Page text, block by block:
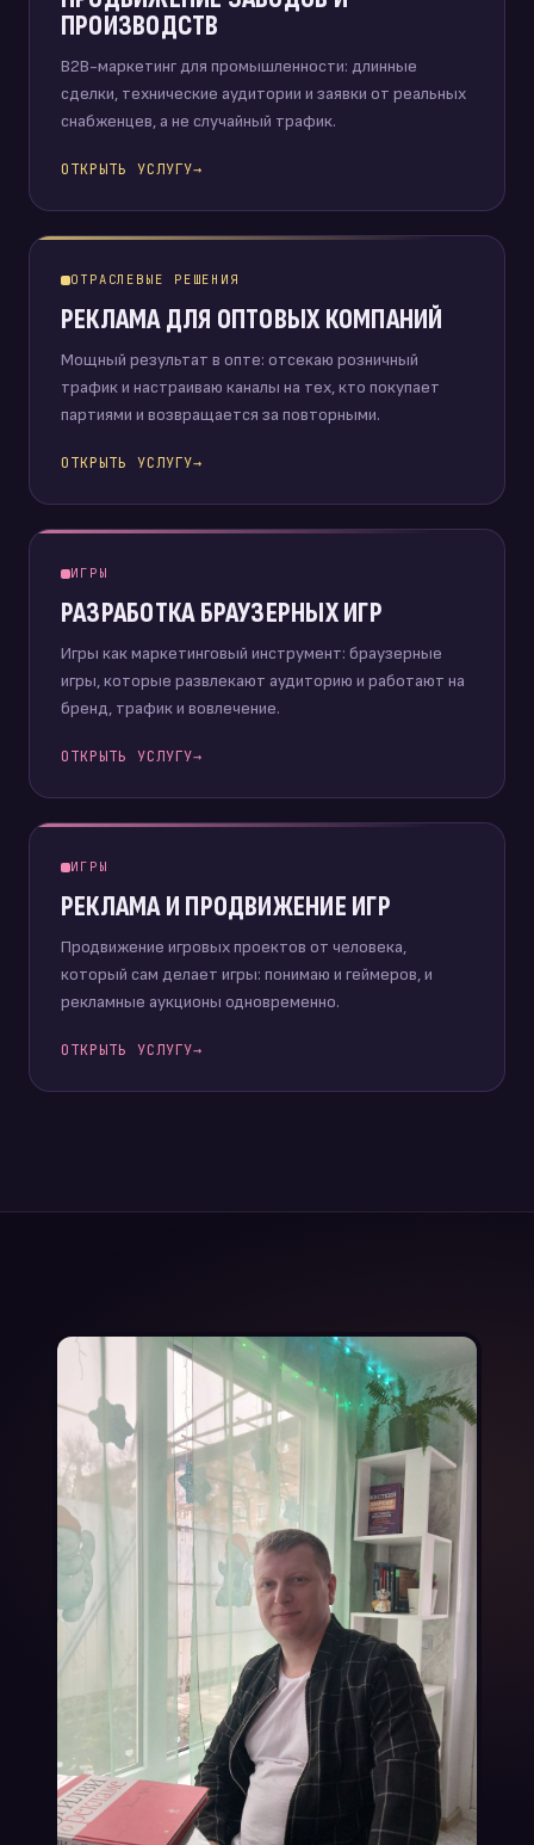
ПРОИЗВОДСТВ
B2B-маркетинг для промышленности: длинные
сделки, технические аудитории и заявки от реальных
снабженцев, а не случайный трафик.
ОТКРЫТЬ УСЛУГУ→
ОТРАСЛЕВЫЕ РЕШЕНИЯ
РЕКЛАМА ДЛЯ ОПТОВЫХ КОМПАНИЙ
Мощный результат в опте: отсекаю розничный
трафик и настраиваю каналы на тех, кто покупает
партиями и возвращается за повторными.
ОТКРЫТЬ УСЛУГУ→
ИГРЫ
РАЗРАБОТКА БРАУЗЕРНЫХ ИГР
Игры как маркетинговый инструмент: браузерные
игры, которые развлекают аудиторию и работают на
бренд, трафик и вовлечение.
ОТКРЫТЬ УСЛУГУ→
ИГРЫ
РЕКЛАМА И ПРОДВИЖЕНИЕ ИГР
Продвижение игровых проектов от человека,
который сам делает игры: понимаю и геймеров, и
рекламные аукционы одновременно.
ОТКРЫТЬ УСЛУГУ→